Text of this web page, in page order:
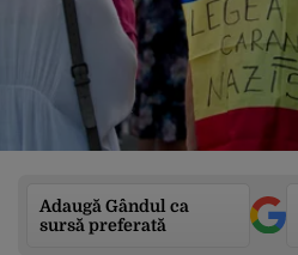
Adaugă Gândul ca
sursă preferată